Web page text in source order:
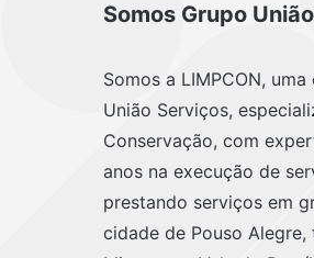
Somos Grupo
Somos a LIMPCON,
União Serviços,
Conservação, com
anos na execução de
prestando serviços em
cidade de Pouso